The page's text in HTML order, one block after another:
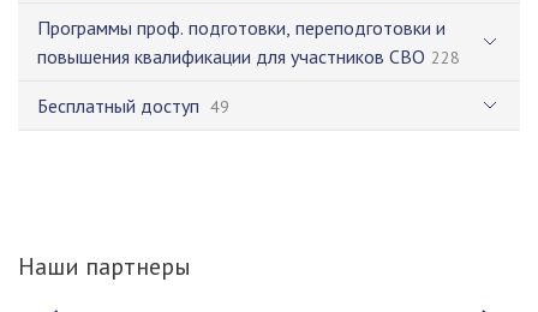
Программы проф. подготовки, переподготовки и
повышения квалификации для участников СВО 228
Бесплатный доступ 49
Наши партнеры